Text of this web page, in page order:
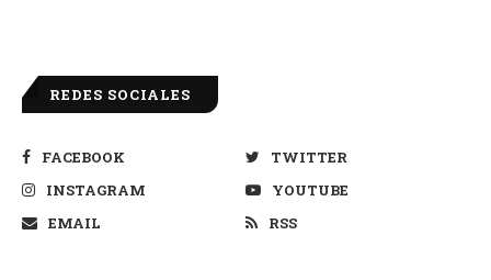
REDES SOCIALES
FACEBOOK
TWITTER
INSTAGRAM
YOUTUBE
EMAIL
RSS